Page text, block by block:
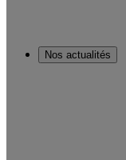
Nos actualités